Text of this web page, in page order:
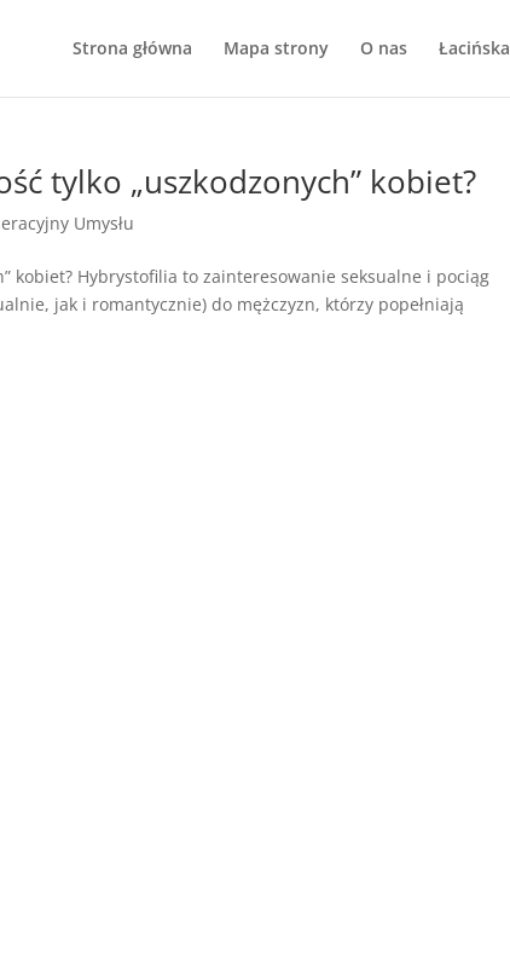
Strona główna Mapa strony O nas Łacińska
tylko „uszkodzonych” kobiet?
Umysłu
kobiet? Hybrystofilia to zainteresowanie seksualne i pociąg
jak i romantycznie) do mężczyzn, którzy popełniają